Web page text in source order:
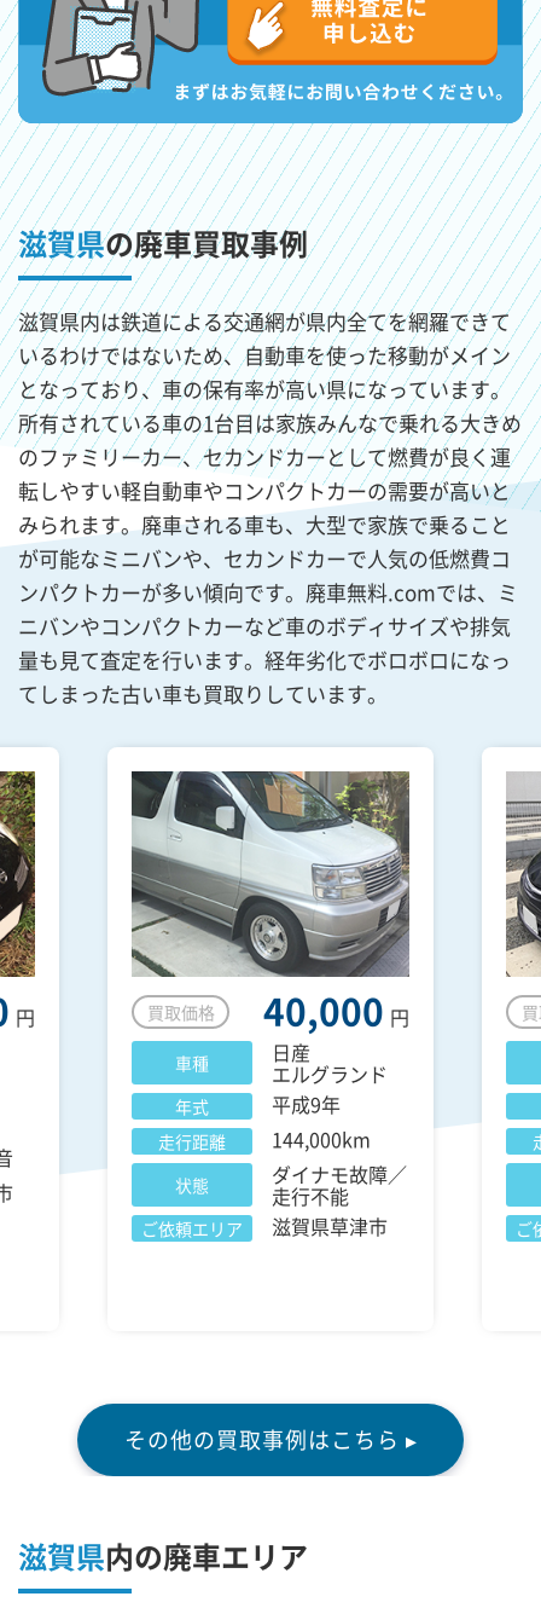
滋賀県の廃車買取事例
滋賀県内は鉄道による交通網が県内全てを網羅できて
いるわけではないため、自動車を使った移動がメイン
となっており、車の保有率が高い県になっています。
所有されている車の1台目は家族みんなで乗れる大きめ
のファミリーカー、セカンドカーとして燃費が良く運
転しやすい軽自動車やコンパクトカーの需要が高いと
みられます。廃車される車も、大型で家族で乗ること
が可能なミニバンや、セカンドカーで人気の低燃費コ
ンパクトカーが多い傾向です。廃車無料.comでは、ミ
ニバンやコンパクトカーなど車のボディサイズや排気
量も見て査定を行います。経年劣化でボロボロになっ
てしまった古い車も買取りしています。
円 買取価格 40,000 円
車種 日産
エルグランド
年式 平成9年
走行距離 144,000km
状態 ダイナモ故障／
走行不能
ご依頼エリア 滋賀県草津市 ご
その他の買取事例はこちら ▸
滋賀県内の廃車エリア